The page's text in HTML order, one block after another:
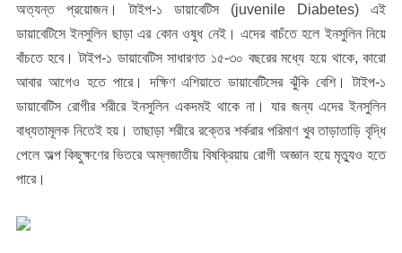
অত্যন্ত প্রয়োজন। টাইপ-১ ডায়াবেটিস (juvenile Diabetes) এই
ডায়াবেটিসে ইনসুলিন ছাড়া এর কোন ওষুধ নেই। এদের বাচঁতে হলে ইনসুলিন নিয়ে
বাঁচতে হবে। টাইপ-১ ডায়াবেটিস সাধারণত ১৫-৩০ বছরের মধ্যে হয়ে থাকে, কারো
আবার আগেও হতে পারে। দক্ষিণ এশিয়াতে ডায়াবেটিসের ঝুঁকি বেশি। টাইপ-১
ডায়াবেটিস রোগীর শরীরে ইনসুলিন একদমই থাকে না। যার জন্য এদের ইনসুলিন
বাধ্যতামূলক নিতেই হয়। তাছাড়া শরীরে রক্তের শর্করার পরিমাণ খুব তাড়াতাড়ি বৃদ্ধি
পেলে অল্প কিছুক্ষণের ভিতরে অম্লজাতীয় বিষক্রিয়ায় রোগী অজ্ঞান হয়ে মৃত্যুও হতে
পারে।